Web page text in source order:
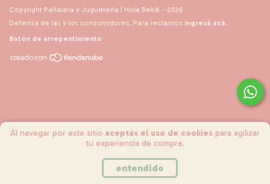
Al navegar por este sitio aceptás el uso de cookies para agilizar
tu experiencia de compra.
entendido
Copyright Pañalera y Juguetería | Hola Bebé - 2026
Defensa de las y los consumidores. Para reclamos ingresá acá.
Botón de arrepentimiento